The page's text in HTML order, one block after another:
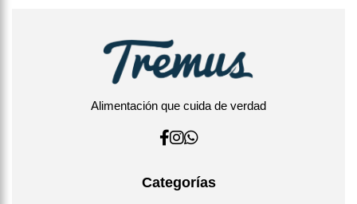
Alimentación que cuida de verdad
Categorías